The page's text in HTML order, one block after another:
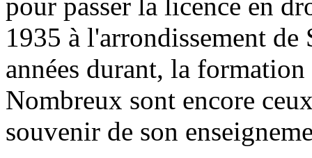
pour passer la licence en
1935 à l'arrondissement
années durant, la
Nombreux sont encore
souvenir de son